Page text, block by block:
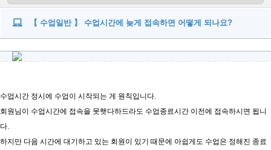
【 수업일반 】 수업시간에 늦게 접속하면 어떻게 되나요?
수업시간 정시에 수업이 시작되는 게 원칙입니다.
회원님이 수업시간에 접속을 못햇다하드라도 수업종료시간 이전에 접속하시면 됩니
다.
하지만 다음 시간에 대기하고 있는 회원이 있기 때문에 아쉽게도 수업은 정해진 종료